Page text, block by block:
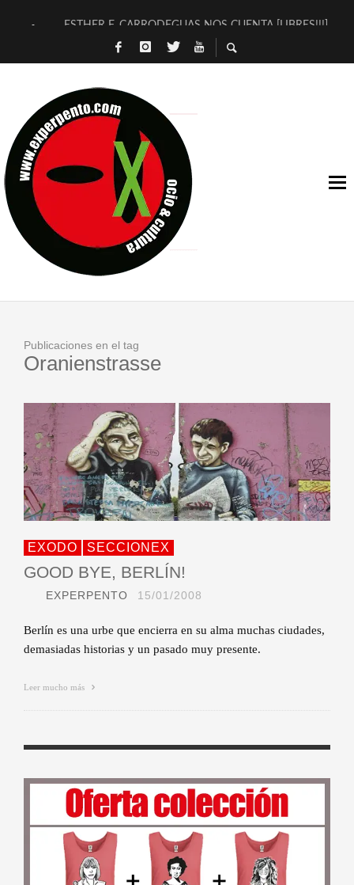
ESTHER F. CARRODEGUAS NOS CUENTA [LIBRES!!!]
[TERRA DE GUAPES] DE SANDRA MONFORT
TIMBRE 4, LA ESCUELA DEL DIRECTOR TEATRAL CLAUDIO
30 AÑOS (NO ES NADA) DE LA KATARSIS DEL TOMATAZO
MILITARES JUDÍAS EN #EXVITA
D’BALDOMEROS REINVENTAN [BITÁCORA 3.0] EN EXVITA
MARSHALL FLASH PRESENTA EN EXVITA [RELATIVA
JOFRE BARDAGÍ EN EXVITA INTERPRETANDO A SERRAT
Publicaciones en el tag
Oranienstrasse
EXODO SECCIONEX
GOOD BYE, BERLÍN!
EXPERPENTO 15/01/2008
Berlín es una urbe que encierra en su alma muchas ciudades,
demasiadas historias y un pasado muy presente.
Leer mucho más